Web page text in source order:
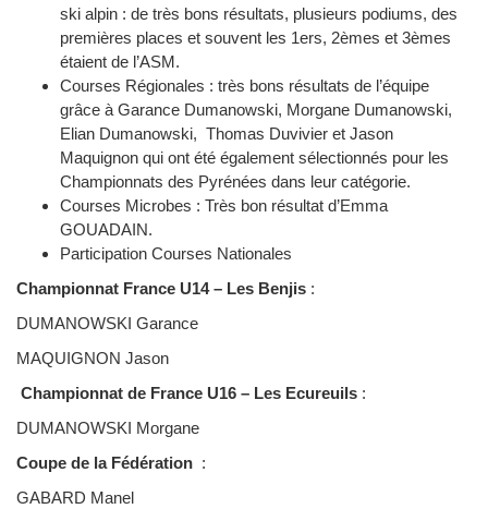
ski alpin : de très bons résultats, plusieurs podiums, des
premières places et souvent les 1ers, 2èmes et 3èmes
étaient de l’ASM.
Courses Régionales : très bons résultats de l’équipe
grâce à Garance Dumanowski, Morgane Dumanowski,
Elian Dumanowski, Thomas Duvivier et Jason
Maquignon qui ont été également sélectionnés pour les
Championnats des Pyrénées dans leur catégorie.
Courses Microbes : Très bon résultat d’Emma
GOUADAIN.
Participation Courses Nationales
Championnat France U14 – Les Benjis :
DUMANOWSKI Garance
MAQUIGNON Jason
Championnat de France U16 – Les Ecureuils :
DUMANOWSKI Morgane
Coupe de la Fédération :
GABARD Manel